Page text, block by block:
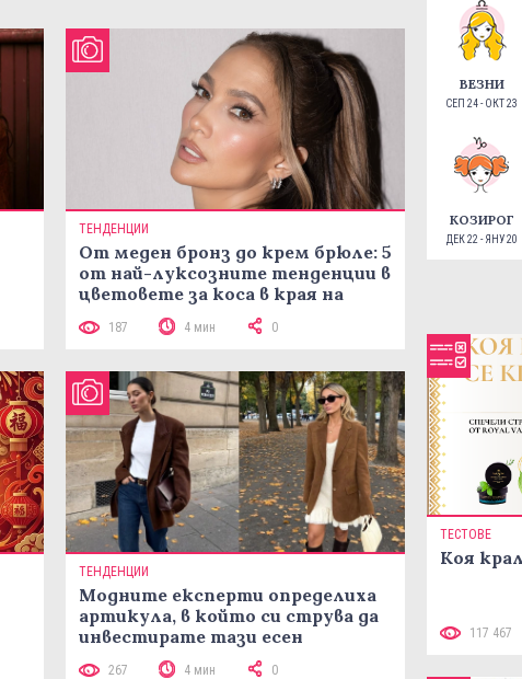
ТЕНДЕНЦИИ
От меден бронз до крем брюле: 5
от най-луксозните тенденции в
цветовете за коса в края на
187 4 мин 0
ТЕНДЕНЦИИ
Модните експерти определиха
артикула, в който си струва да
инвестирате тази есен
267 4 мин 0
ВЕЗНИ
СЕП 24 - ОКТ 23
КОЗИРОГ
ДЕК 22 - ЯНУ 20
ТЕСТОВЕ
Коя
117 467